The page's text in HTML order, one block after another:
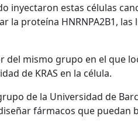
inyectaron estas células
proteína HNRNPA2B1,
del mismo grupo en el que
de KRAS en la célula.
de la Universidad de
fármacos que puedan